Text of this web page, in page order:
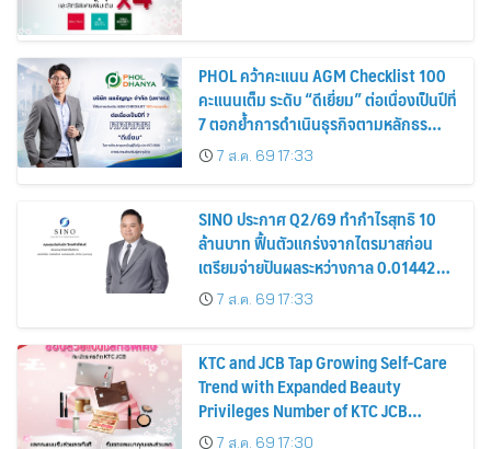
PHOL คว้าคะแนน AGM Checklist 100
คะแนนเต็ม ระดับ “ดีเยี่ยม” ต่อเนื่องเป็นปีที่
7 ตอกย้ำการดำเนินธุรกิจตามหลักธร
รมาภิบาล โปร่งใส สร้างความเชื่อมั่นผู้ถือ
หุ้น
7 ส.ค. 69 17:33
SINO ประกาศ Q2/69 ทำกำไรสุทธิ 10
ล้านบาท ฟื้นตัวแกร่งจากไตรมาสก่อน
เตรียมจ่ายปันผลระหว่างกาล 0.014423
บาทต่อหุ้น ครึ่งปีหลังมุ่งเติบโตต่อเนื่อง
7 ส.ค. 69 17:33
KTC and JCB Tap Growing Self-Care
Trend with Expanded Beauty
Privileges Number of KTC JCB
Cardmembers Spending on
7 ส.ค. 69 17:30